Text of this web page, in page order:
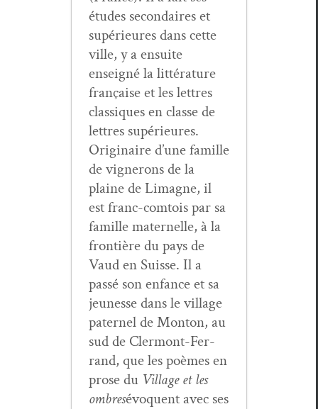
études sec­ondaires et
supérieures dans cette
ville, y a ensuite
enseigné la lit­téra­ture
française et les let­tres
clas­siques en classe de
let­tres supérieures.
Orig­i­naire d’une famille
de vignerons de la
plaine de Limagne, il
est franc-com­tois par sa
famille mater­nelle, à la
fron­tière du pays de
Vaud en Suisse. Il a
passé son enfance et sa
jeunesse dans le vil­lage
pater­nel de Mon­ton, au
sud de Cler­mont-Fer­
rand, que les poèmes en
prose du Vil­lage et les
ombresévo­quent avec ses